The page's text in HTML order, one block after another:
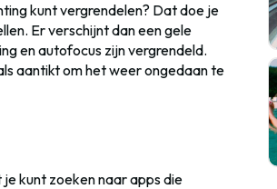
kunt vergrendelen? Dat doe je
Er verschijnt dan een gele
en autofocus zijn vergrendeld.
aantikt om het weer ongedaan te
kunt zoeken naar apps die